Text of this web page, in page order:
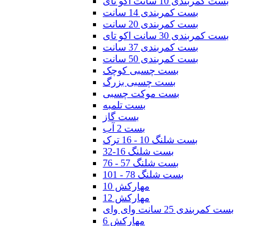
بست کمربندی 14 سانت
بست کمربندی 20 سانت
بست کمربندی 30 سانت اکو تای
بست کمربندی 37 سانت
بست کمربندی 50 سانت
بست چسبی کوچک
بست چسبی بزرگ
بست موکت چسبی
بست تلمبه
بست گاز
بست 2 آب
بست شلنگ 10 - 16 ترک
بست شلنگ 16-32
بست شلنگ 57 - 76
بست شلنگ 78 - 101
مهارکش 10
مهارکش 12
بست کمربندی 25 سانت وای وای
مهارکش 6